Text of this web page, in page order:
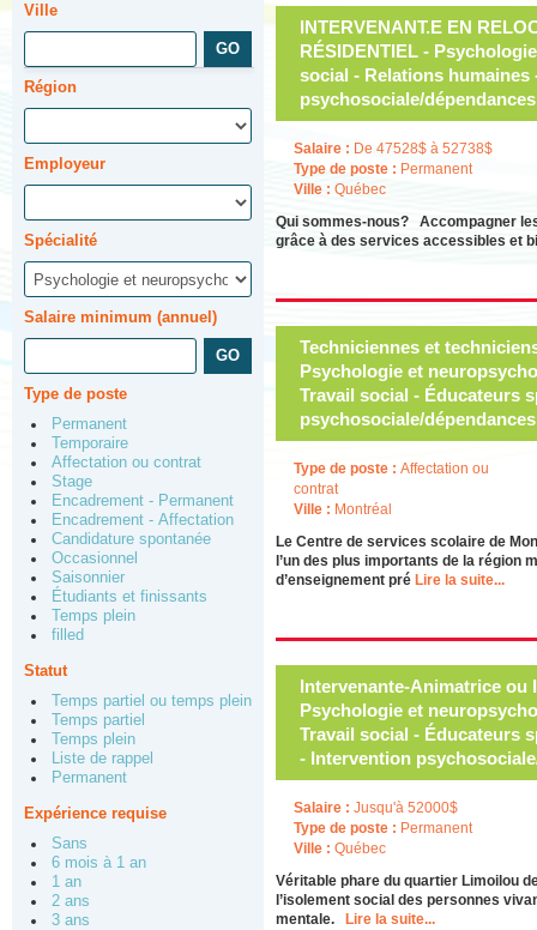
Ville
Région
Employeur
Spécialité
Salaire minimum (annuel)
Type de poste
Permanent
Temporaire
Affectation ou contrat
Stage
Encadrement - Permanent
Encadrement - Affectation
Candidature spontanée
Occasionnel
Saisonnier
Étudiants et finissants
Temps plein
filled
Statut
Temps partiel ou temps plein
Temps partiel
Temps plein
Liste de rappel
Permanent
Expérience requise
Sans
6 mois à 1 an
1 an
2 ans
3 ans
INTERVENANT.E EN
RÉSIDENTIEL -
social - Relations humaines
psychosociale/dépendances
Salaire : De 47528$ à 52738$
Type de poste : Permanent
Ville : Québec
Qui sommes-nous? Accompagner
grâce à des services accessibles et
Techniciennes et
Psychologie et
Travail social - Éducateurs
psychosociale/dépendances
Type de poste : Affectation ou
contrat
Ville : Montréal
Le Centre de services scolaire de
l’un des plus importants de la région
d’enseignement pré Lire la suite...
Intervenante-Animatrice ou
Psychologie et
Travail social - Éducateurs
- Intervention
Salaire : Jusqu'à 52000$
Type de poste : Permanent
Ville : Québec
Véritable phare du quartier Limoilou
l’isolement social des personnes
mentale.
Lire la suite...